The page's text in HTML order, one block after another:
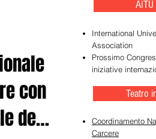
con
del
AITU
International
Association
Prossimo
iniziative
Teatro
Coordinamento
Carcere